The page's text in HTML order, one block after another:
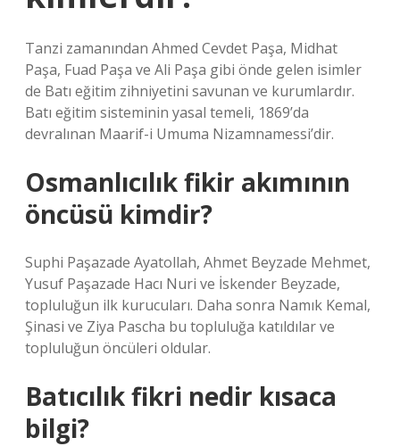
Tanzi zamanından Ahmed Cevdet Paşa, Midhat
Paşa, Fuad Paşa ve Ali Paşa gibi önde gelen isimler
de Batı eğitim zihniyetini savunan ve kurumlardır.
Batı eğitim sisteminin yasal temeli, 1869’da
devralınan Maarif-i Umuma Nizamnamessi’dir.
Osmanlıcılık fikir akımının
öncüsü kimdir?
Suphi Paşazade Ayatollah, Ahmet Beyzade Mehmet,
Yusuf Paşazade Hacı Nuri ve İskender Beyzade,
topluluğun ilk kurucuları. Daha sonra Namık Kemal,
Şinasi ve Ziya Pascha bu topluluğa katıldılar ve
topluluğun öncüleri oldular.
Batıcılık fikri nedir kısaca
bilgi?